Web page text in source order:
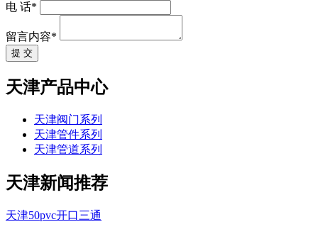
电 话*
留言内容*
提 交
天津产品中心
天津阀门系列
天津管件系列
天津管道系列
天津新闻推荐
天津50pvc开口三通